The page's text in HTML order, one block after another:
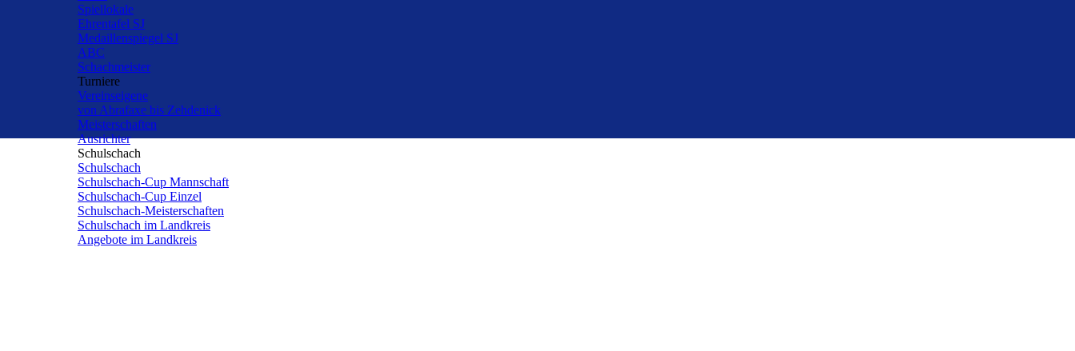
Spiellokale
Ehrentafel SJ
Medaillenspiegel SJ
ABC
Schachmeister
Turniere
Vereinseigene
von Abrafaxe bis Zehdenick
Meisterschaften
Ausrichter
Schulschach
Schulschach
Schulschach-Cup Mannschaft
Schulschach-Cup Einzel
Schulschach-Meisterschaften
Schulschach im Landkreis
Angebote im Landkreis